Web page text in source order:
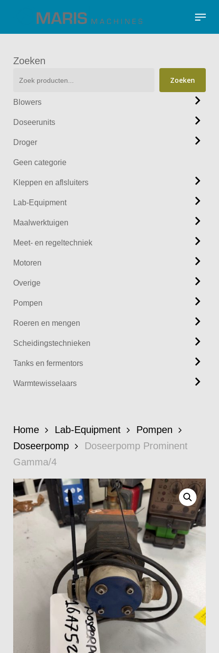
main
Menu
Zoeken
Zoeken
Blowers
Doseerunits
Droger
Geen categorie
Kleppen en aflsluiters
Lab-Equipment
Maalwerktuigen
Meet- en regeltechniek
Motoren
Overige
Pompen
Roeren en mengen
Scheidingstechnieken
Tanks en fermentors
Warmtewisselaars
Home Lab-Equipment
Pompen
Doseerpomp
Doseerpomp Prominent
Gamma/4
Close